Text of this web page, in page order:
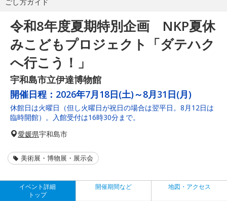
令和8年度夏期特別企画 NKP夏休
みこどもプロジェクト「ダテハク
へ行こう！」
宇和島市立伊達博物館
開催日程： 2026年7月18日(土)～8月31日(月)
休館日は火曜日（但し火曜日が祝日の場合は翌平日。8月12日は
臨時開館）。入館受付は16時30分まで。
愛媛県宇和島市
美術展・博物展・展示会
イベント詳細
トップ
開催期間など 地図・アクセス